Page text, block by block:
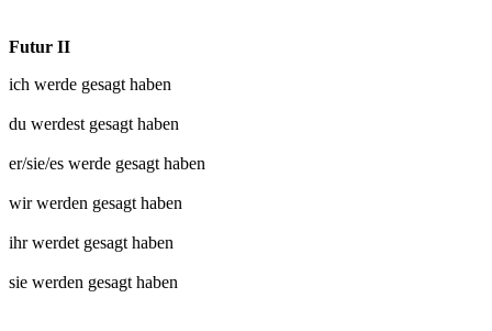
Futur II
ich werde gesagt haben
du werdest gesagt haben
er/sie/es werde gesagt haben
wir werden gesagt haben
ihr werdet gesagt haben
sie werden gesagt haben